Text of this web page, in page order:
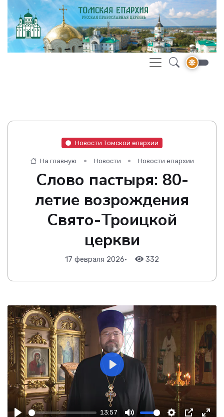
Новости Томской епархии
На главную Новости Новости епархии
Слово пастыря: 80-
летие возрождения
Свято-Троицкой
церкви
17 февраля 2026• 332
13:57
Play